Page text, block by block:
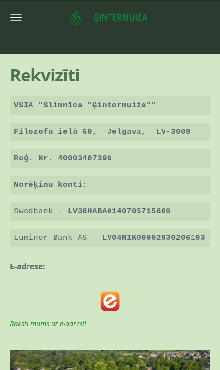
Rekvizīti
VSIA "Slimnīca "Ģintermuiža""
Filozofu ielā 69, Jelgava, LV-3008
Reģ. Nr. 40003407396
Norēķinu konti:
Swedbank - LV36HABA0140705715600
Luminor Bank AS - LV04RIKO0002930206103
E-adrese:
Raksti mums uz e-adresi!